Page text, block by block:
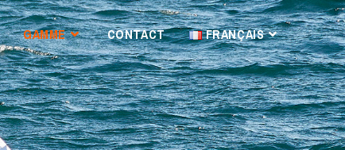
GAMME CONTACT FRANÇAIS